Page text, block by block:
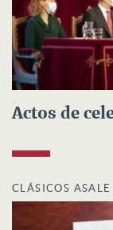
Actos de
CLÁSICOS ASALE